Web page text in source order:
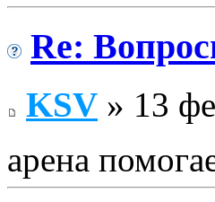
Re:
KSV » 13
арена